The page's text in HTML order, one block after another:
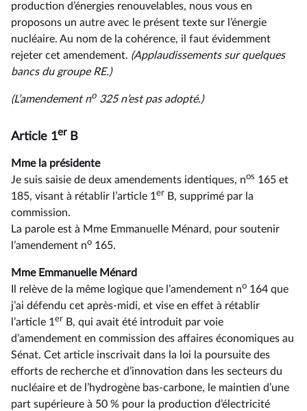
production d’énergies renouvelables, nous vous en
proposons un autre avec le présent texte sur l’énergie
nucléaire. Au nom de la cohérence, il faut évidemment
rejeter cet amendement. (Applaudissements sur quelques
bancs du groupe RE.)
(L’amendement no 325 n’est pas adopté.)
Article 1er B
Mme la présidente
Je suis saisie de deux amendements identiques, nos 165 et
185, visant à rétablir l’article 1 er B, supprimé par la
commission.
La parole est à Mme Emmanuelle Ménard, pour soutenir
l’amendement no 165.
Mme Emmanuelle Ménard
Il relève de la même logique que l’amendement no 164 que
j’ai défendu cet après-midi, et vise en effet à rétablir
l’article 1 er B, qui avait été introduit par voie
d’amendement en commission des affaires économiques au
Sénat. Cet article inscrivait dans la loi la poursuite des
efforts de recherche et d’innovation dans les secteurs du
nucléaire et de l’hydrogène bas-carbone, le maintien d’une
part supérieure à 50 % pour la production d’électricité